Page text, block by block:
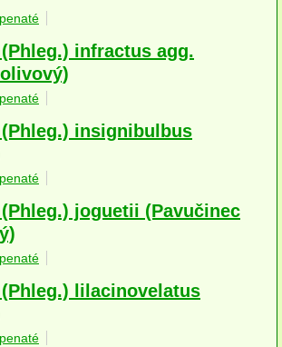
infractus agg.
insignibulbus
joguetii (Pavučinec
lilacinovelatus